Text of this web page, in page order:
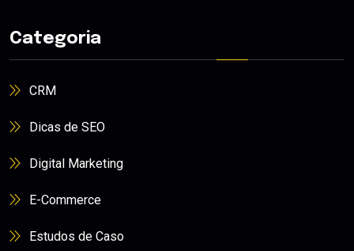
Categoria
CRM
Dicas de SEO
Digital Marketing
E-Commerce
Estudos de Caso